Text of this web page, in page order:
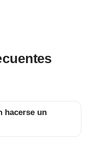
hacerse un